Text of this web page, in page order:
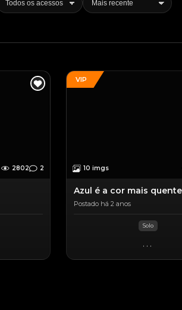
2802 2
VIP
10 imgs
Azul é a cor mais quente
Postado há 2 anos
Solo
...